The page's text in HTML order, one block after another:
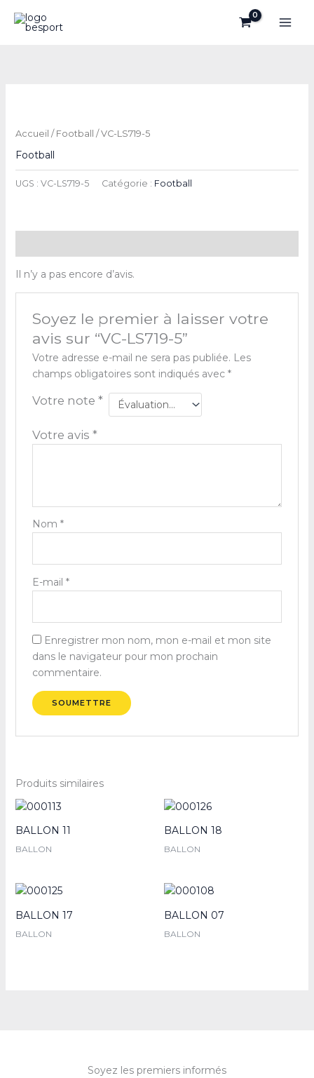
Accueil / Football / VC-LS719-5
Football
UGS : VC-LS719-5 Catégorie : Football
Il n’y a pas encore d’avis.
Soyez le premier à laisser votre
avis sur “VC-LS719-5”
Votre adresse e-mail ne sera pas publiée. Les
champs obligatoires sont indiqués avec *
Votre note *
Votre avis *
Nom *
E-mail *
Enregistrer mon nom, mon e-mail et mon site
dans le navigateur pour mon prochain
commentaire.
Produits similaires
BALLON 11
BALLON
BALLON 18
BALLON
BALLON 17
BALLON
BALLON 07
BALLON
Soyez les premiers informés